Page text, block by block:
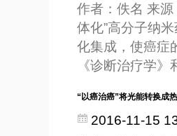
作者：佚名 来
体化”高分子纳
化集成，使癌症
《诊断治疗学
“以癌治癌”将光能转换成
2016-11-15